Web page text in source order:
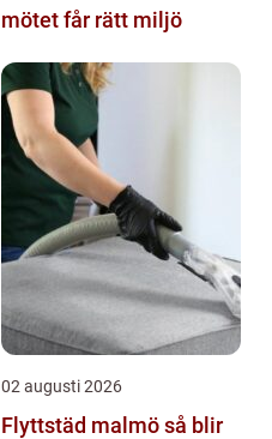
mötet får rätt miljö
02 augusti 2026
Flyttstäd malmö så blir